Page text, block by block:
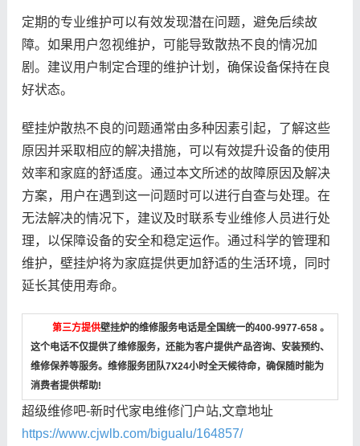
定期的专业维护可以有效发现潜在问题，避免后续故
障。如果用户忽视维护，可能导致散热不良的情况加
剧。建议用户制定合理的维护计划，确保设备保持在良
好状态。
壁挂炉散热不良的问题通常由多种因素引起，了解这些
原因并采取相应的解决措施，可以有效提升设备的使用
效率和家庭的舒适度。通过本文所述的故障原因及解决
方案，用户在遇到这一问题时可以进行自查与处理。在
无法解决的情况下，建议及时联系专业维修人员进行处
理，以保障设备的安全和稳定运作。通过科学的管理和
维护，壁挂炉将为家庭提供更加舒适的生活环境，同时
延长其使用寿命。
第三方提供壁挂炉的维修服务电话是全国统一的400-9977-658 。
这个电话不仅提供了维修服务，还能为客户提供产品咨询、安装预约、
维修保养等服务。维修服务团队7X24小时全天候待命，确保随时能为
消费者提供帮助!
超级维修吧-新时代家电维修门户站,文章地址
https://www.cjwlb.com/bigualu/164857/